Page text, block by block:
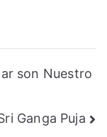
son Nuestro
Ganga Puja